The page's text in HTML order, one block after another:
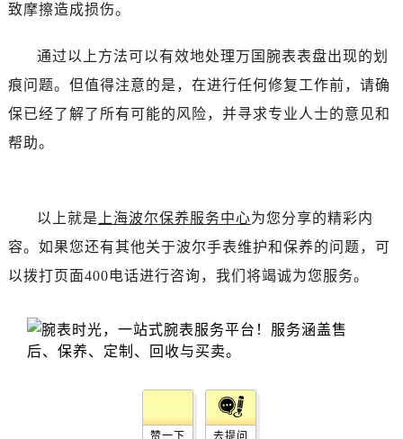
致摩擦造成损伤。
通过以上方法可以有效地处理万国腕表表盘出现的划
痕问题。但值得注意的是，在进行任何修复工作前，请确
保已经了解了所有可能的风险，并寻求专业人士的意见和
帮助。
以上就是 上海波尔保养服务中心为您分享的精彩内
容。如果您还有其他关于波尔手表维护和保养的问题，可
以拨打页面400电话进行咨询，我们将竭诚为您服务。
赞一下 去提问